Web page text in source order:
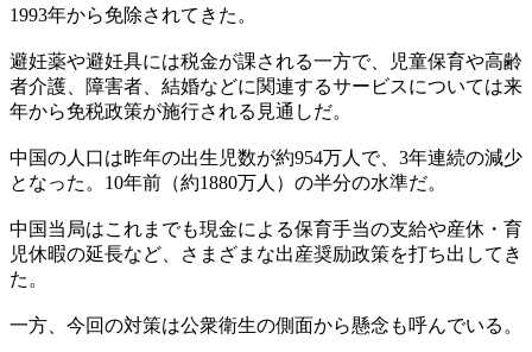
1993年から免除されてきた。
避妊薬や避妊具には税金が課される一方で、児童保育や高齢
者介護、障害者、結婚などに関連するサービスについては来
年から免税政策が施行される見通しだ。
中国の人口は昨年の出生児数が約954万人で、3年連続の減少
となった。10年前（約1880万人）の半分の水準だ。
中国当局はこれまでも現金による保育手当の支給や産休・育
児休暇の延長など、さまざまな出産奨励政策を打ち出してき
た。
一方、今回の対策は公衆衛生の側面から懸念も呼んでいる。